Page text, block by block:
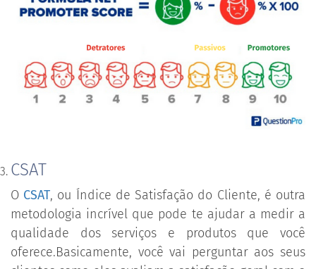
CSAT
O CSAT, ou Índice de Satisfação do Cliente, é outra
metodologia incrível que pode te ajudar a medir a
qualidade dos serviços e produtos que você
oferece.Basicamente, você vai perguntar aos seus